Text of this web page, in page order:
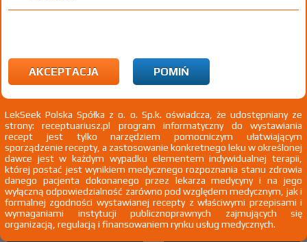
100%
30%(1) 75+(2)
metalowymi (do 6 tygodni od implantacji stentu) lub stentami
antyrestenotycznymi uwalniającymi leki (do 12 miesięcy od
implantacji stentu) w celu zapobiegania zakrzepom
mięśnia sercowego bez uniesienia odcinka ST do 12 miesięcy
stosowania
Stan po zawale mięśnia sercowego z uniesieniem
odcinka ST do 30 dni stosowania
2)Pacjenci 65+
Wszystkie dawki leku ATC
AKCEPTACJA POMIŃ
LekSeek Polska Spółka z o. o. Sp.k. oświadcza, że udostępniany ze
strony: receptuariusz.pl program informatyczny do wystawiania
recept jest tylko narzędziem pomocniczym ułatwiającym
sporządzenie recepty, a zastosowanie konkretnego leku w określonej
dawce jest w każdym wypadku elementem indywidualnej terapii,
której postać jest wynikiem medycznego rozpoznania stanu zdrowia
danego pacjenta dokonanego przez lekarza medycyny i na jego
wyłączną odpowiedzialność zarówno pod względem medycznym, jak i
formalnej zgodności wystawianej recepty z właściwymi przepisami i
wymaganiami instytucji publicznoprawnych zajmujących się
organizacją, regulacją i finansowaniem rynku usług medycznych.